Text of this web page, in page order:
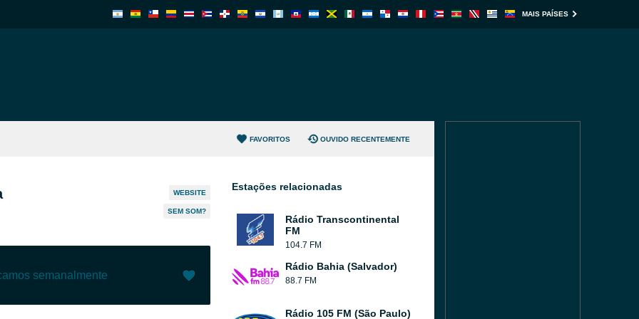
MAIS PAÍSES
FAVORITOS OUVIDO RECENTEMENTE
WEBSITE
SEM SOM?
semanalmente
Estações relacionadas
Rádio Transcontinental
FM
104.7 FM
Rádio Bahia (Salvador)
88.7 FM
Rádio 105 FM (São Paulo)